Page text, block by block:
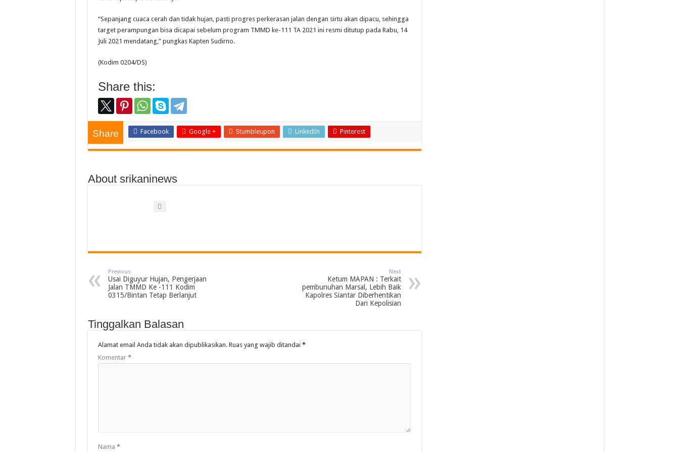
“Sepanjang cuaca cerah dan tidak hujan, pasti progres perkerasan jalan dengan sirtu akan dipacu, sehingga
target perampungan bisa dicapai sebelum program TMMD ke-111 TA 2021 ini resmi ditutup pada Rabu, 14
Juli 2021 mendatang,” pungkas Kapten Sudirno.
(Kodim 0204/DS)
Share this:
Share Facebook Google + Stumbleupon LinkedIn Pinterest
About srikaninews
Previous
Usai Diguyur Hujan, Pengerjaan
Jalan TMMD Ke -111 Kodim
0315/Bintan Tetap Berlanjut
Next
Ketum MAPAN : Terkait
pembunuhan Marsal, Lebih Baik
Kapolres Siantar Diberhentikan
Dari Kepolisian
Tinggalkan Balasan
Alamat email Anda tidak akan dipublikasikan. Ruas yang wajib ditandai *
Komentar *
Nama *